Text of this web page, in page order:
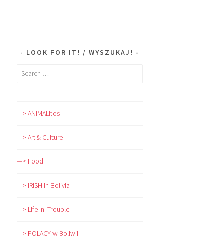
LOOK FOR IT! / WYSZUKAJ!
Search
—> ANIMALitos
—> Art & Culture
—> Food
—> IRISH in Bolivia
—> Life 'n' Trouble
—> POLACY w Boliwii